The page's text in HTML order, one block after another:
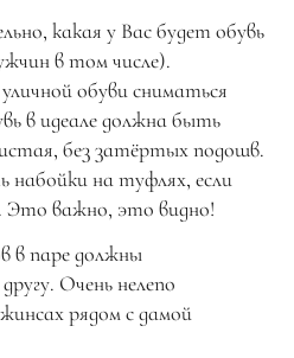
какая у Вас будет обувь
в том числе).
обуви сниматься
в идеале должна быть
без затёртых подошв.
набойки на туфлях, если
Это важно, это видно!
в паре должны
Очень нелепо
рядом с дамой